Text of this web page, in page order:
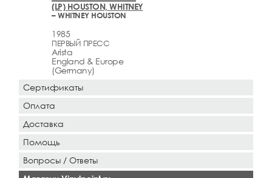
(LP) HOUSTON, WHITNEY
– WHITNEY HOUSTON
1985
ПЕРВЫЙ ПРЕСС
Arista
England & Europe
(Germany)
Сертификаты
Оплата
Доставка
Помощь
Вопросы / Ответы